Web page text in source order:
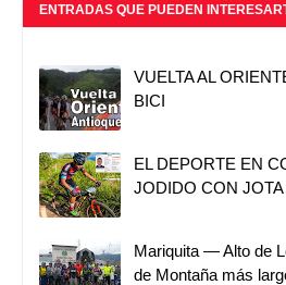
ENTRADAS QUE PUEDEN
VUELTA AL
BICI
EL DEPORTE EN
JODIDO CON
Mariquita — Alto de
de Montaña más